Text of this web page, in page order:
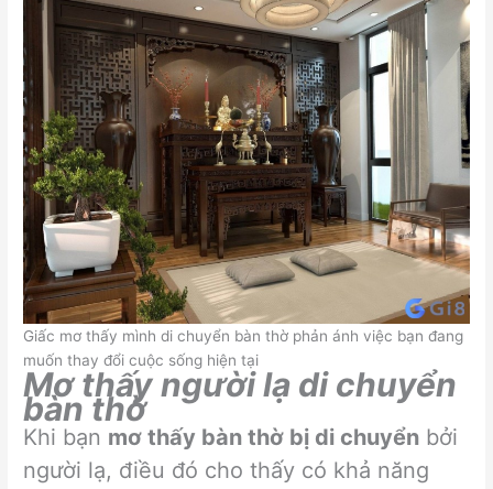
Giấc mơ thấy mình di chuyển bàn thờ phản ánh việc bạn đang
muốn thay đổi cuộc sống hiện tại
Mơ thấy người lạ di chuyển
bàn thờ
Khi bạn mơ thấy bàn thờ bị di chuyển bởi
người lạ, điều đó cho thấy có khả năng